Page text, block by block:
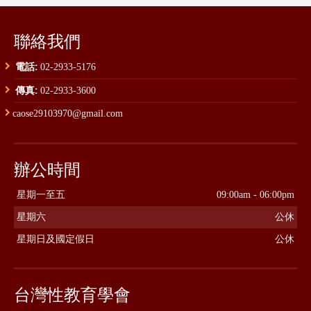
聯絡我們
電話: 02-2933-5176
傳真: 02-2933-3600
caose29103970@gmail.com
辦公時間
星期一至五 09:00am - 06:00pm
星期六 公休
星期日及國定假日 公休
台灣性教育學會